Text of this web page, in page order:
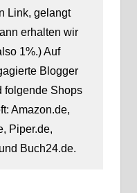
Link, gelangt
erhalten wir
1%.) Auf
Blogger
folgende Shops
Amazon.de,
Piper.de,
Buch24.de.